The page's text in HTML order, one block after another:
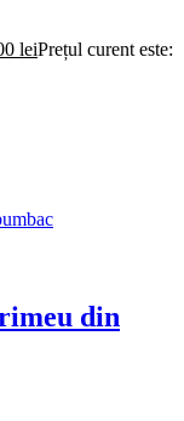
leiPrețul curent este:
din